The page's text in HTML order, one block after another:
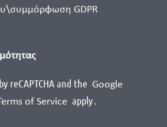
GDPR
reCAPTCHA and the Google
of Service apply.